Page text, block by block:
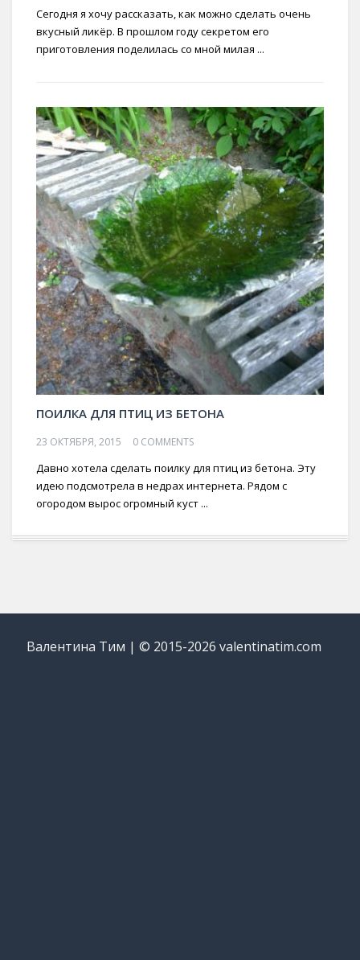
Сегодня я хочу рассказать, как можно сделать очень
вкусный ликёр. В прошлом году секретом его
приготовления поделилась со мной милая ...
ПОИЛКА ДЛЯ ПТИЦ ИЗ БЕТОНА
23 ОКТЯБРЯ, 2015 0 COMMENTS
Давно хотела сделать поилку для птиц из бетона. Эту
идею подсмотрела в недрах интернета. Рядом с
огородом вырос огромный куст ...
Валентина Тим | © 2015-2026 valentinatim.com